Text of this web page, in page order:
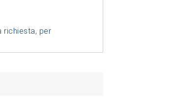
richiesta, per